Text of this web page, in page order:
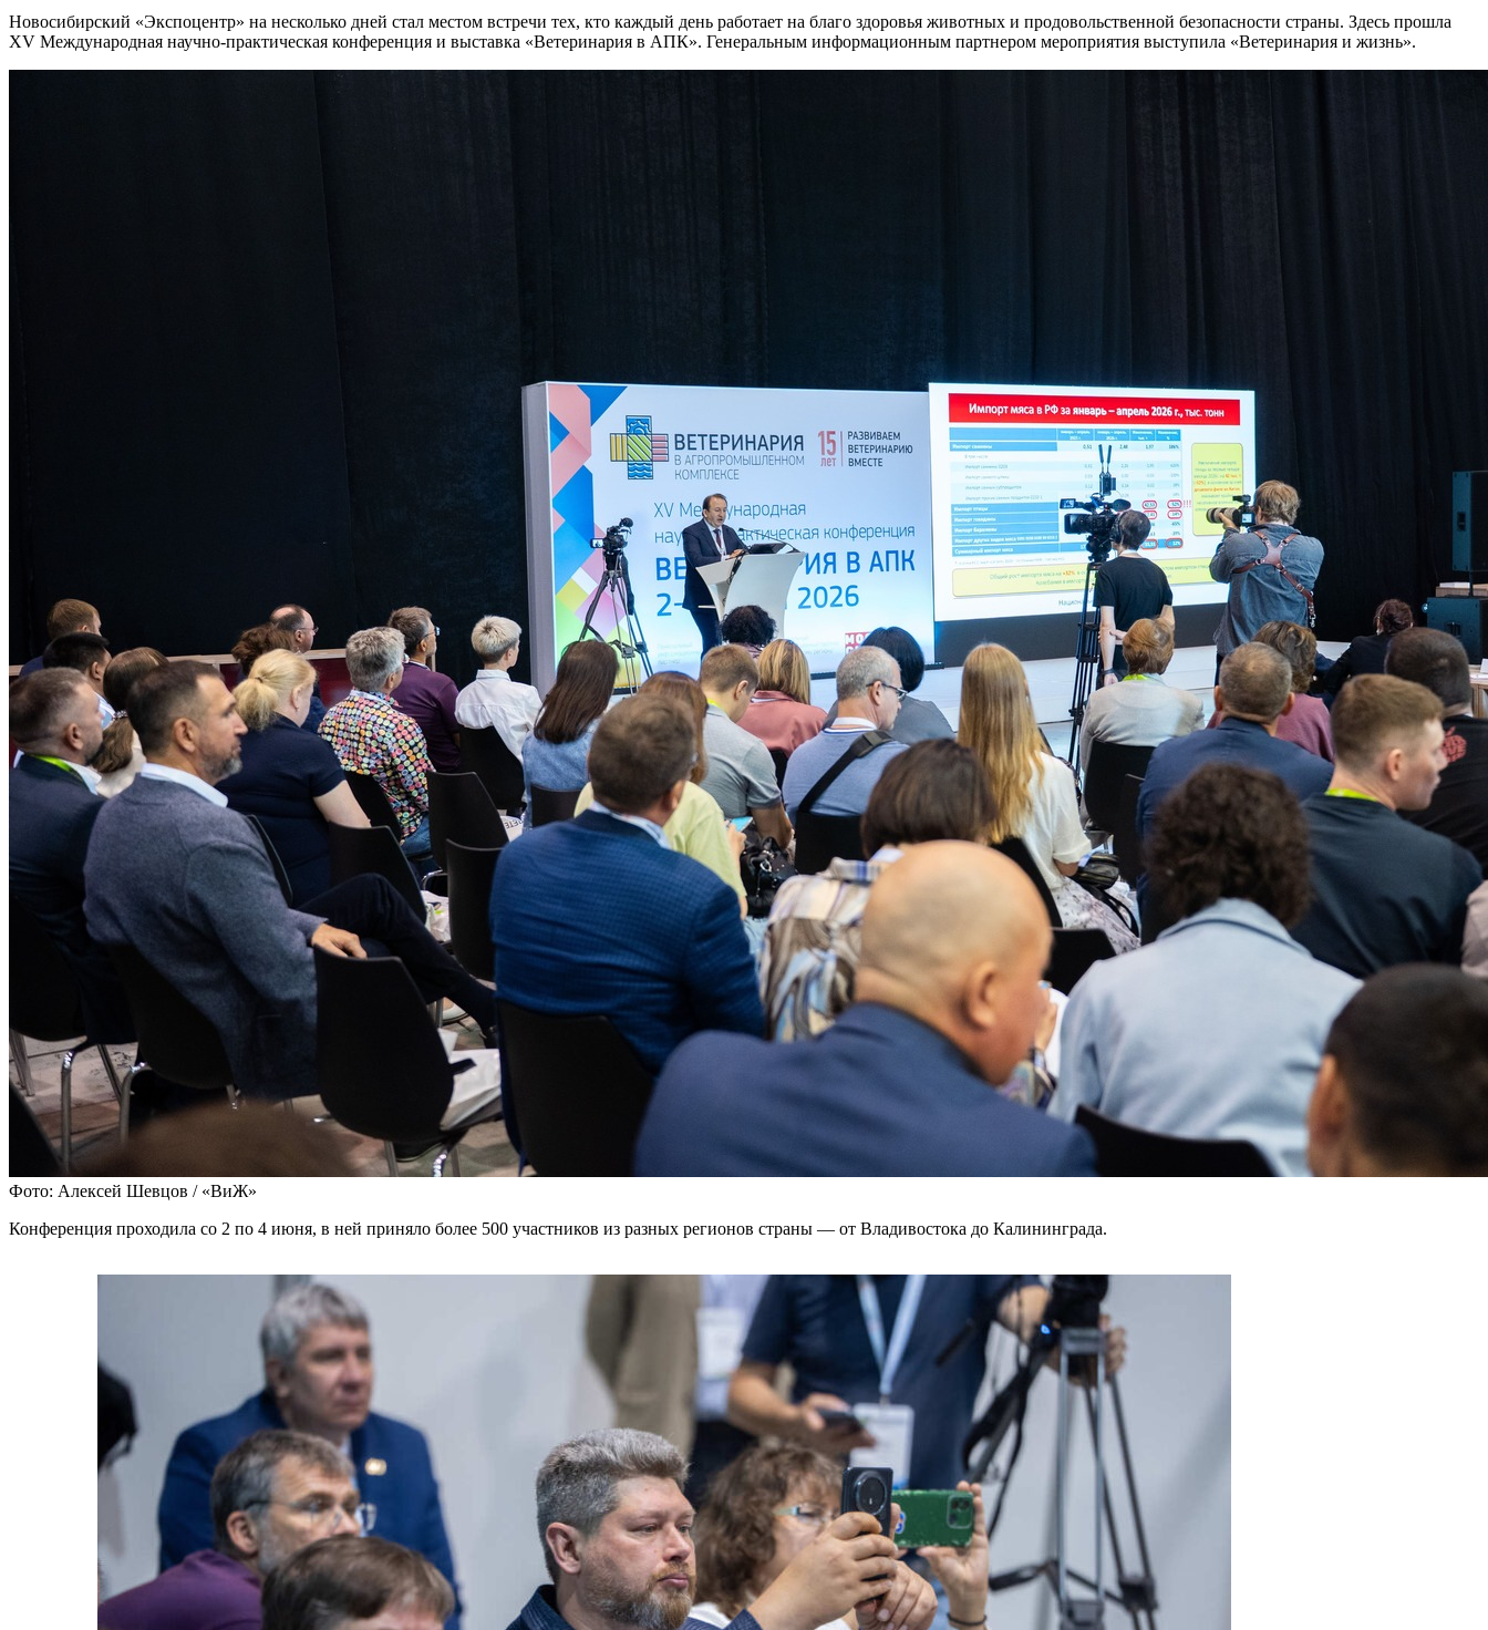
Новосибирский «Экспоцентр» на несколько дней стал местом встречи тех, кто каждый день работает на благо здоровья животных и продовольственной безопасности страны. Здесь прошла
XV Международная научно-практическая конференция и выставка «Ветеринария в АПК». Генеральным информационным партнером мероприятия выступила «Ветеринария и жизнь».
Фото: Алексей Шевцов / «ВиЖ»
Конференция проходила со 2 по 4 июня, в ней приняло более 500 участников из разных регионов страны — от Владивостока до Калининграда.